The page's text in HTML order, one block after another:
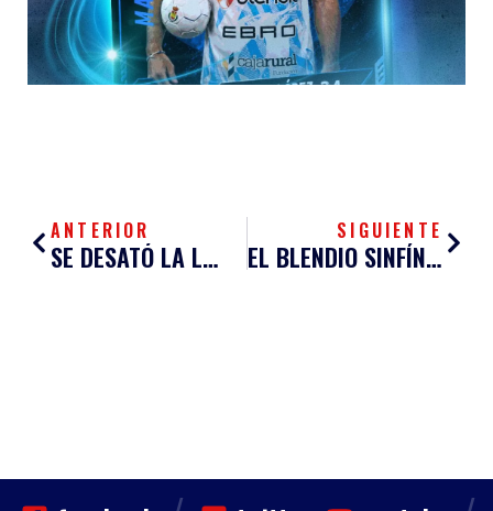
ANTERIOR
SE DESATÓ LA LOCURA SANTANDERINA
SIGUIENTE
EL BLENDIO SINFÍN EMPATA EN CASA PERO CON SABOR A POCO